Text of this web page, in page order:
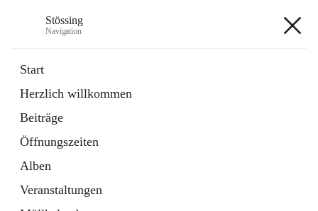
Stössing
Navigation
Start
Herzlich willkommen
Beiträge
Öffnungszeiten
Alben
Veranstaltungen
Datei
in
Tab
Kindergarten
öffnet
in
neuem
Tab